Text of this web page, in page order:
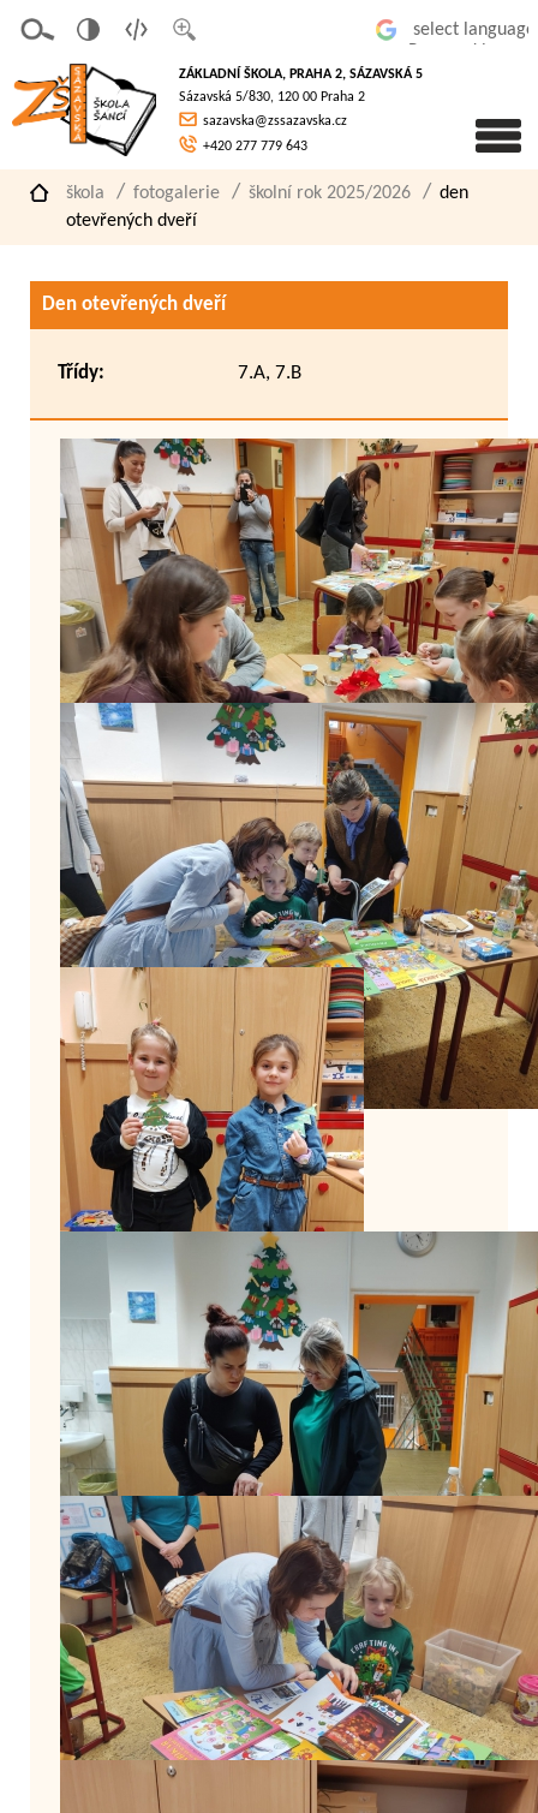
písmo
á
verze
pro
slaboz
raké
ZÁKLADNÍ ŠKOLA, PRAHA 2, SÁZAVSKÁ 5
Sázavská 5/830, 120 00 Praha 2
sazavska@zssazavska.cz
+420 277 779 643
škola fotogalerie školní rok 2025/2026
den
otevřených dveří
Den otevřených dveří
Třídy: 7.A, 7.B